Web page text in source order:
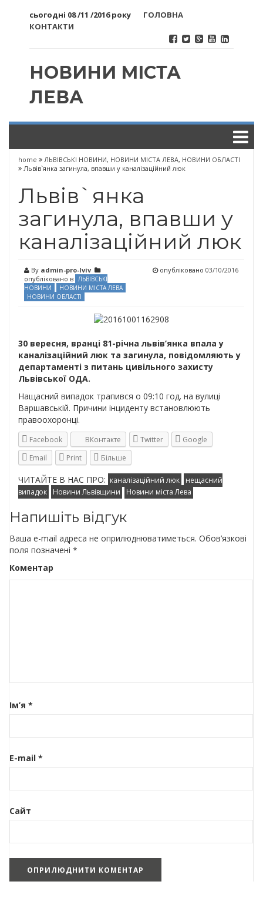
сьогодні 08 /11 /2016 року
ГОЛОВНА
КОНТАКТИ
НОВИНИ МІСТА
ЛЕВА
home ЛЬВІВСЬКІ НОВИНИ, НОВИНИ МІСТА ЛЕВА, НОВИНИ ОБЛАСТІ
Львів`янка загинула, впавши у каналізаційний люк
Львів`янка
загинула, впавши у
каналізаційний люк
By admin-pro-lviv
опубліковано в ЛЬВІВСЬКІ
НОВИНИ
НОВИНИ МІСТА ЛЕВА
НОВИНИ ОБЛАСТІ
опубліковано 03/10/2016
30 вересня, вранці 81-річна львів’янка впала у
каналізаційний люк та загинула, повідомляють у
департаменті з питань цивільного захисту
Львівської ОДА.
Нащасний випадок трапився о 09:10 год. на вулиці
Варшавській. Причини інциденту встановлюють
правоохоронці.
Facebook ВКонтакте Twitter
Google
Email
Print Більше
ЧИТАЙТЕ В НАС ПРО: каналізаційний люк
нещасний
випадок
Новини Львівщини Новини міста Лева
Напишіть відгук
Ваша e-mail адреса не оприлюднюватиметься. Обов’язкові
поля позначені *
Коментар
Ім’я *
E-mail *
Сайт